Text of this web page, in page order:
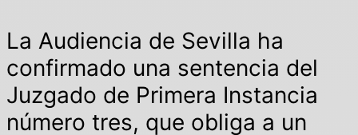
La Audiencia de Sevilla ha
confirmado una sentencia del
Juzgado de Primera Instancia
número tres, que obliga a un